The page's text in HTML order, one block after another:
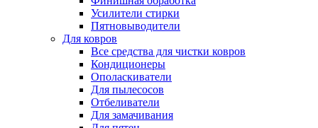
Усилители стирки
Пятновыводители
Для ковров
Все средства для чистки ковров
Кондиционеры
Ополаскиватели
Для пылесосов
Отбеливатели
Для замачивания